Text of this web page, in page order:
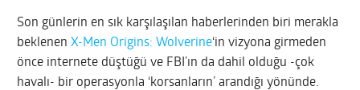
Son günlerin en sık karşılaşılan haberlerinden biri merakla
beklenenX-Men Origins: Wolverine‘in vizyona girmeden
önce internete düştüğü ve FBI’ın da dahil olduğu -çok
havalı- bir operasyonla ‘korsanların’ arandığı yönünde.